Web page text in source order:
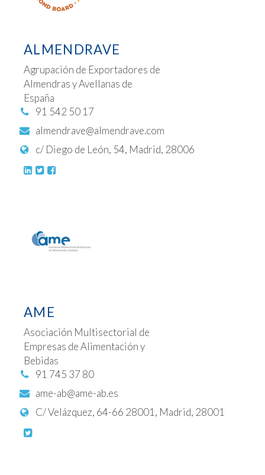
ALMENDRAVE
Agrupación de Exportadores de
Almendras y Avellanas de
España
91 542 50 17
almendrave@almendrave.com
c/ Diego de León, 54, Madrid, 28006
AME
Asociación Multisectorial de
Empresas de Alimentación y
Bebidas
91 745 37 80
ame-ab@ame-ab.es
C/ Velázquez, 64-66 28001, Madrid, 28001